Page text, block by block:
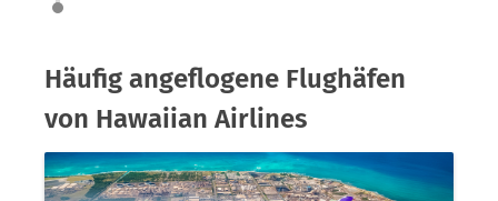
Häufig angeflogene Flughäfen
von Hawaiian Airlines